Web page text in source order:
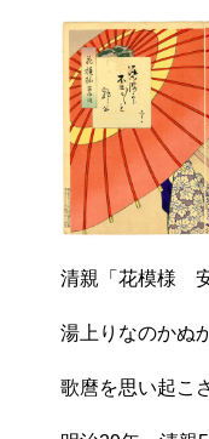
清親「花模様 安
湯上りなのかぬ
歌麿を思い起こ